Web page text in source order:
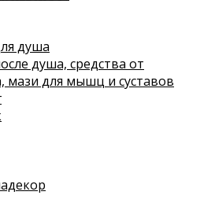
душа
душа, средства от
мази для мышц и суставов